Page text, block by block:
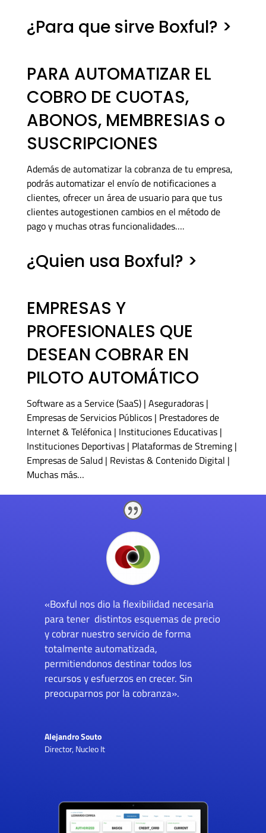
¿Para que sirve Boxful? >
PARA AUTOMATIZAR EL
COBRO DE CUOTAS,
ABONOS, MEMBRESIAS o
SUSCRIPCIONES
Además de automatizar la cobranza de tu empresa,
podrás automatizar el envío de notificaciones a
clientes, ofrecer un área de usuario para que tus
clientes autogestionen cambios en el método de
pago y muchas otras funcionalidades….
¿Quien usa Boxful? >
EMPRESAS Y
PROFESIONALES QUE
DESEAN COBRAR EN
PILOTO AUTOMÁTICO
Software as a Service (SaaS) | Aseguradoras |
Empresas de Servicios Públicos | Prestadores de
Internet & Teléfonica | Instituciones Educativas |
Instituciones Deportivas | Plataformas de Streming |
Empresas de Salud | Revistas & Contenido Digital |
Muchas más…
«Boxful nos dio la flexibilidad necesaria
para tener distintos esquemas de precio
y cobrar nuestro servicio de forma
totalmente automatizada,
permitiendonos destinar todos los
recursos y esfuerzos en crecer. Sin
preocuparnos por la cobranza».
Alejandro Souto
Director, Nucleo It